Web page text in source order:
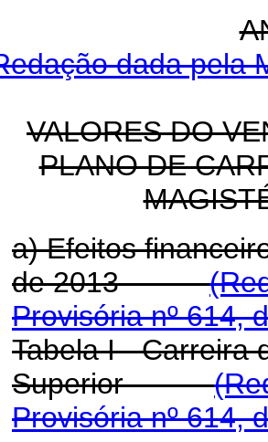
dada pela
VALORES DO
PLANO DE
a) Efeitos
de 2013
Provisória nº 614,
Tabela I - Carreira
Superior
Provisória nº 614,